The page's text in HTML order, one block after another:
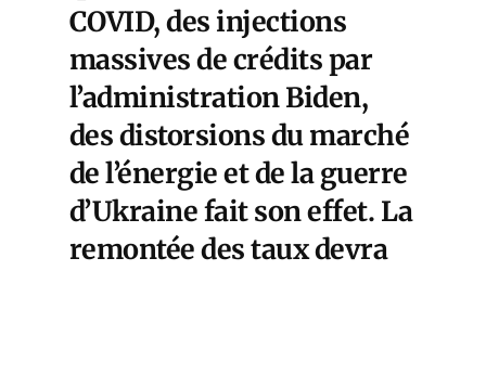
COVID, des injections
massives de crédits par
l’administration Biden,
des distorsions du marché
de l’énergie et de la guerre
d’Ukraine fait son effet. La
remontée des taux devra